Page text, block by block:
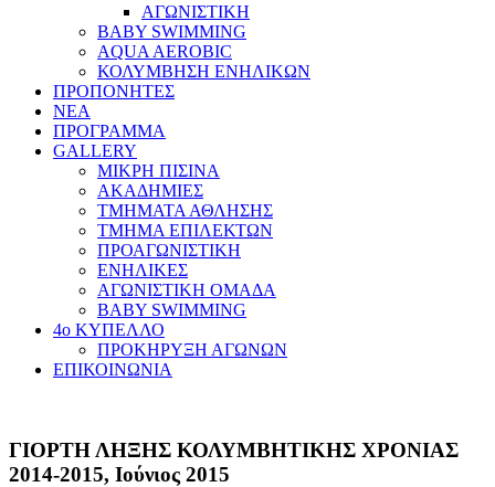
ΑΓΩΝΙΣΤΙΚΗ
BABY SWIMMING
AQUA AEROBIC
ΚΟΛΥΜΒΗΣΗ ΕΝΗΛΙΚΩΝ
ΠΡΟΠΟΝΗΤΕΣ
ΝΕΑ
ΠΡΟΓΡΑΜΜΑ
GALLERY
ΜΙΚΡΗ ΠΙΣΙΝΑ
ΑΚΑΔΗΜΙΕΣ
ΤΜΗΜΑΤΑ ΑΘΛΗΣΗΣ
ΤΜΗΜΑ ΕΠΙΛΕΚΤΩΝ
ΠΡΟΑΓΩΝΙΣΤΙΚΗ
ΕΝΗΛΙΚΕΣ
ΑΓΩΝΙΣΤΙΚΗ ΟΜΑΔΑ
BABY SWIMMING
4ο ΚΥΠΕΛΛΟ
ΠΡΟΚΗΡΥΞΗ ΑΓΩΝΩΝ
ΕΠΙΚΟΙΝΩΝΙΑ
ΓΙΟΡΤΗ ΛΗΞΗΣ ΚΟΛΥΜΒΗΤΙΚΗΣ ΧΡΟΝΙΑΣ
2014-2015, Ιούνιος 2015